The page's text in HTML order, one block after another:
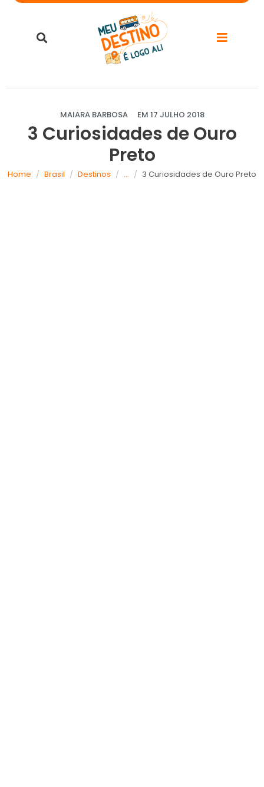
MAIARA BARBOSA EM 17 JULHO 2018
3 Curiosidades de Ouro
Preto
Home Brasil Destinos ... 3 Curiosidades de Ouro Preto